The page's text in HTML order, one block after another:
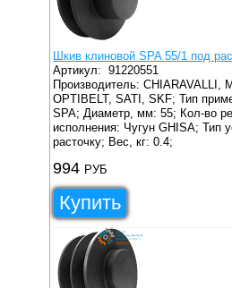
Шкив клиновой SPA 55/1 под
Артикул:91220551
Производитель: CHIARAVALLI,
OPTIBELT, SATI, SKF; Тип
SPA; Диаметр, мм: 55; Кол-во
исполнения: Чугун GHISA; Тип
расточку; Вес, кг: 0.4;
994 РУБ
Купить